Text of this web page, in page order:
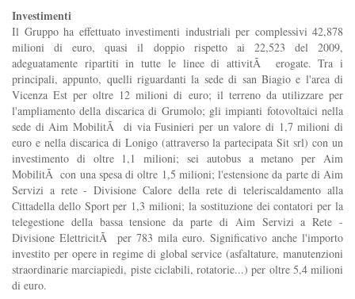
Investimenti
Il Gruppo ha effettuato investimenti industriali per complessivi 42,878
milioni di euro, quasi il doppio rispetto ai 22,523 del 2009,
adeguatamente ripartiti in tutte le linee di attivitÃ erogate. Tra i
principali, appunto, quelli riguardanti la sede di san Biagio e l'area di
Vicenza Est per oltre 12 milioni di euro; il terreno da utilizzare per
l'ampliamento della discarica di Grumolo; gli impianti fotovoltaici nella
sede di Aim MobilitÃ di via Fusinieri per un valore di 1,7 milioni di
euro e nella discarica di Lonigo (attraverso la partecipata Sit srl) con un
investimento di oltre 1,1 milioni; sei autobus a metano per Aim
MobilitÃ con una spesa di oltre 1,5 milioni; l'estensione da parte di Aim
Servizi a rete - Divisione Calore della rete di teleriscaldamento alla
Cittadella dello Sport per 1,3 milioni; la sostituzione dei contatori per la
telegestione della bassa tensione da parte di Aim Servizi a Rete -
Divisione ElettricitÃ per 783 mila euro. Significativo anche l'importo
investito per opere in regime di global service (asfaltature, manutenzioni
straordinarie marciapiedi, piste ciclabili, rotatorie...) per oltre 5,4 milioni
di euro.